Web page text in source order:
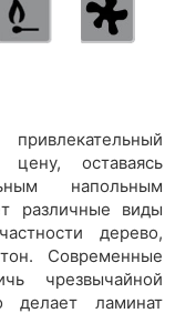
оставаясь
напольным
различные виды
дерево,
Современные
чрезвычайной
делает ламинат